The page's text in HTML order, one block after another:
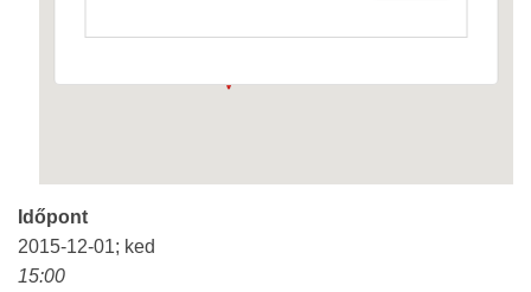
Időpont
2015-12-01; ked
15:00